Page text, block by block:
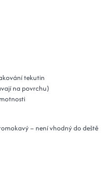
tekutin
na povrchu)
– není vhodný do deště